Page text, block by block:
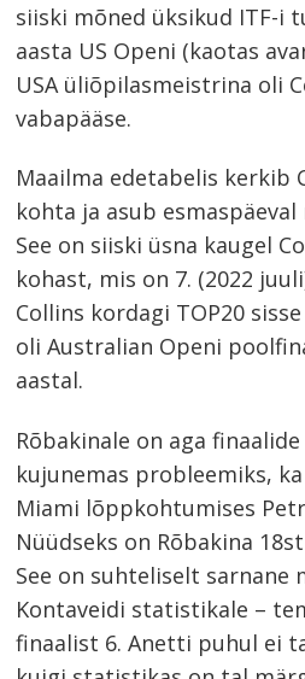
siiski mõned üksikud ITF-i
aasta US Openi (kaotas
USA üliõpilasmeistrina oli
vabapääse.
Maailma edetabelis kerkib
kohta ja asub
See on siiski üsna kaugel
kohast, mis on 7. (2022
Collins kordagi TOP20
oli Australian Openi
aastal.
Rõbakinale on aga
kujunemas probleemiks,
Miami lõppkohtumises
Nüüdseks on Rõbakina
See on suhteliselt sarnane
Kontaveidi statistikale –
finaalist 6. Anetti puhul ei